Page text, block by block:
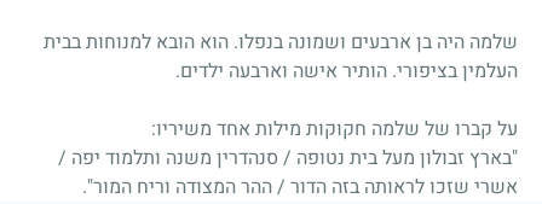
שלמה היה בן ארבעים ושמונה בנפלו. הוא הובא למנוחות בבית
העלמין בציפורי. הותיר אישה וארבעה ילדים.
על קברו של שלמה חקוקות מילות אחד משיריו:
"בארץ זבולון מעל בית נטופה / סנהדרין משנה ותלמוד יפה /
אשרי שזכו לראותה בזה הדור / ההר המצודה וריח המור".